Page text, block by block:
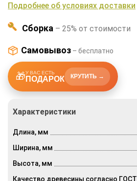
Характеристики
Длина, мм
Ширина, мм
Высота, мм
Качество древесины согласно ГОСТ
Подробнее об условиях доставки
Сборка – 25% от стоимости
Самовывоз – бесплатно
🎁У ВАС ЕСТЬ
ПОДАРОК КРУТИТЬ →